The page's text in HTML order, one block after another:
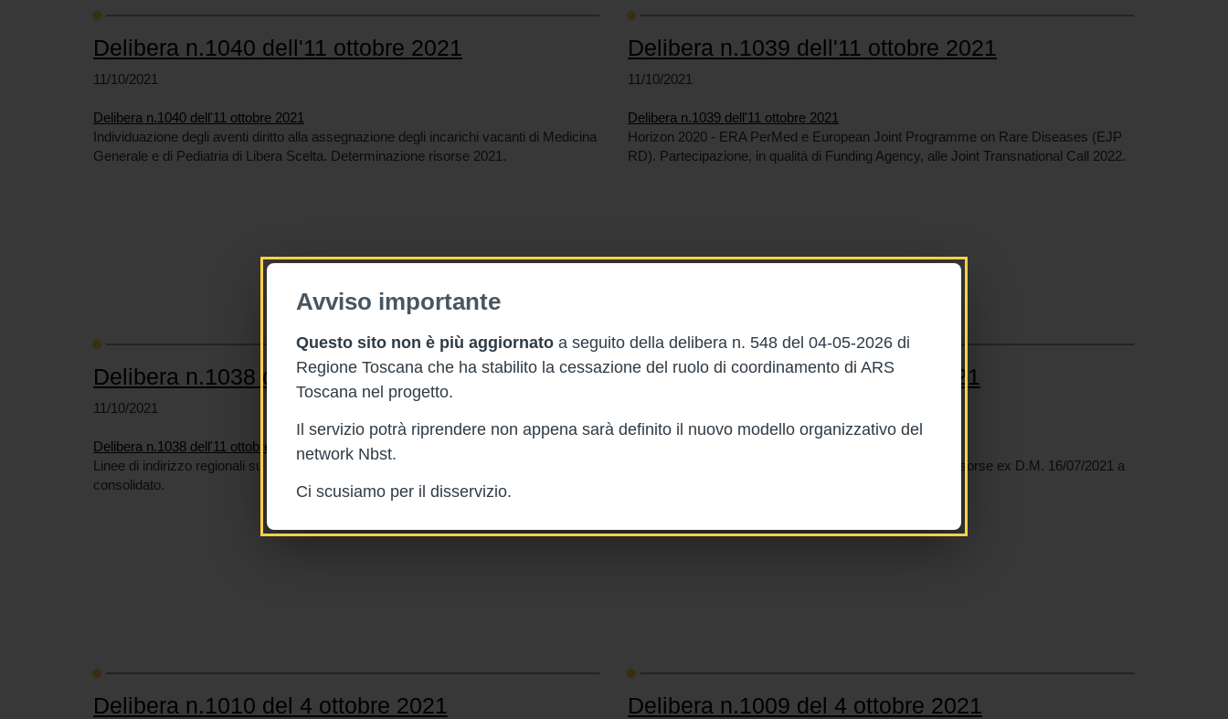
Avviso importante
Questo sito non è più aggiornato a seguito della delibera n. 548 del 04-05-2026 di
Regione Toscana che ha stabilito la cessazione del ruolo di coordinamento di ARS
Toscana nel progetto.
Il servizio potrà riprendere non appena sarà definito il nuovo modello organizzativo del
network Nbst.
Ci scusiamo per il disservizio.
Delibera n.1040 dell'11 ottobre 2021
11/10/2021
Delibera n.1040 dell'11 ottobre 2021
Individuazione degli aventi diritto alla assegnazione degli incarichi vacanti di Medicina
Generale e di Pediatria di Libera Scelta. Determinazione risorse 2021.
Delibera n.1039 dell'11 ottobre 2021
11/10/2021
Delibera n.1039 dell'11 ottobre 2021
Horizon 2020 - ERA PerMed e European Joint Programme on Rare Diseases (EJP
RD). Partecipazione, in qualità di Funding Agency, alle Joint Transnational Call 2022.
Delibera n.1038 dell'11 ottobre 2021
11/10/2021
Delibera n.1038 dell'11 ottobre 2021
Linee di indirizzo regionali su Procurement Value-Based di dispositivi medici di uso
consolidato.
Delibera n.1011 del 4 ottobre 2021
Assegnazione alle aziende ed agli enti del S.S.R. delle risorse ex D.M. 16/07/2021 a
Delibera n.1010 del 4 ottobre 2021 Delibera n.1009 del 4 ottobre 2021